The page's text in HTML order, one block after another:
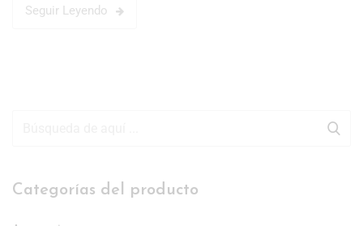
Seguir Leyendo
Categorías del producto